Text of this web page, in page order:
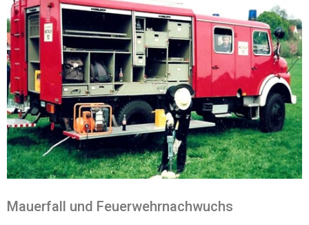
Mauerfall und Feuerwehrnachwuchs